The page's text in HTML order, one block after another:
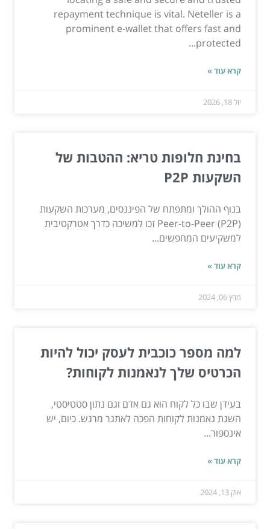
repayment technique is vital. Neteller is a
prominent e-wallet that offers fast and
protected...
קרא עוד »
יול 18, 2026
בחינת חלופות טריא: ההטבות של
השקעות P2P
בנוף ההולך ומתפתח של הפיננסים, מערכות השקעות
Peer-to-Peer (P2P) זכו למשיכה כדרך אטרקטיבית
למשקיעים המחפשים...
קרא עוד »
מרץ 06, 2024
למה מספר כוכבית לעסק יכול להיות
הכרטיס שלך לנאמנות לקוחות?
בעידן שבו כל לקוח הוא גם אדם וגם נתון סטטיסטי,
השגת נאמנות לקוחות הפכה לאתגר מרגש. כיום, יש
אינספור...
קרא עוד »
אוק 13, 2024